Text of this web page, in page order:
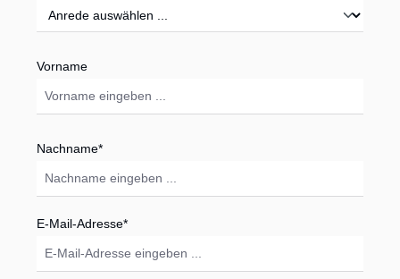
Vorname
Nachname*
E-Mail-Adresse*